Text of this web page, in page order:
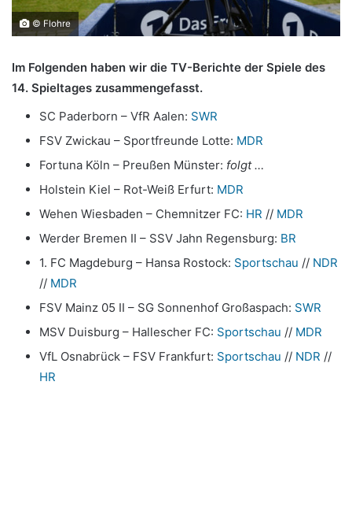
© Flohre
Im Folgenden haben wir die TV-Berichte der Spiele des
14. Spieltages zusammengefasst.
SC Paderborn – VfR Aalen: SWR
FSV Zwickau – Sportfreunde Lotte: MDR
Fortuna Köln – Preußen Münster: folgt …
Holstein Kiel – Rot-Weiß Erfurt: MDR
Wehen Wiesbaden – Chemnitzer FC: HR // MDR
Werder Bremen II – SSV Jahn Regensburg: BR
1. FC Magdeburg – Hansa Rostock: Sportschau // NDR
// MDR
FSV Mainz 05 II – SG Sonnenhof Großaspach: SWR
MSV Duisburg – Hallescher FC: Sportschau // MDR
VfL Osnabrück – FSV Frankfurt: Sportschau // NDR //
HR